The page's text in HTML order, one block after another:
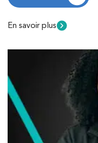
En savoir plus